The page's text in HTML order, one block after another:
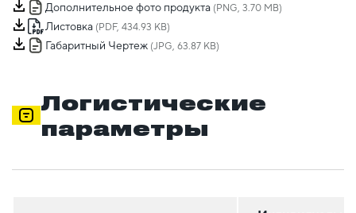
Дополнительное фото продукта (PNG, 3.70 MB)
Листовка (PDF, 434.93 KB)
Габаритный Чертеж (JPG, 63.87 KB)
Логистические
параметры